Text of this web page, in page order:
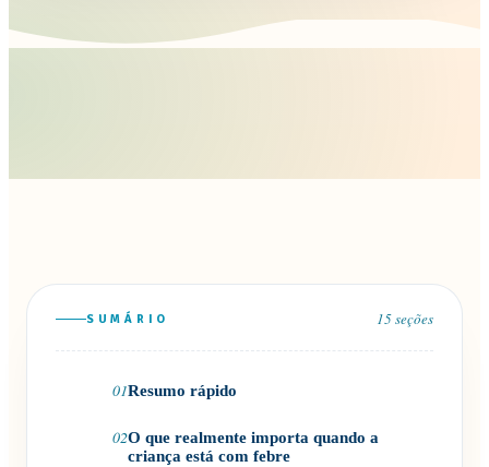
SUMÁRIO 15seções
01Resumo rápido
02O que realmente importa quando a
criança está com febre